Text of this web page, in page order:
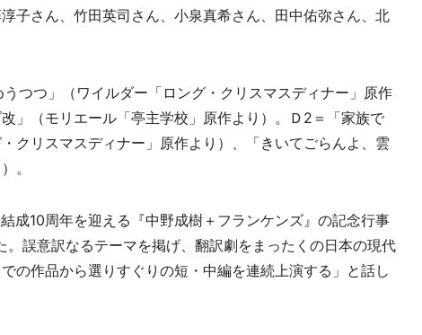
子さん、竹田英司さん、小泉真希さん、田中佑弥さん、北
つつ」（ワイルダー「ロング・クリスマスディナー」原作
」（モリエール「亭主学校」原作より）。Ｄ2＝「家族で
クリスマスディナー」原作より）、「きいてごらんよ、雲
。
成10周年を迎える『中野成樹＋フランケンズ』の記念行事
誤意訳なるテーマを掲げ、翻訳劇をまったくの日本の現代
の作品から選りすぐりの短・中編を連続上演する」と話し